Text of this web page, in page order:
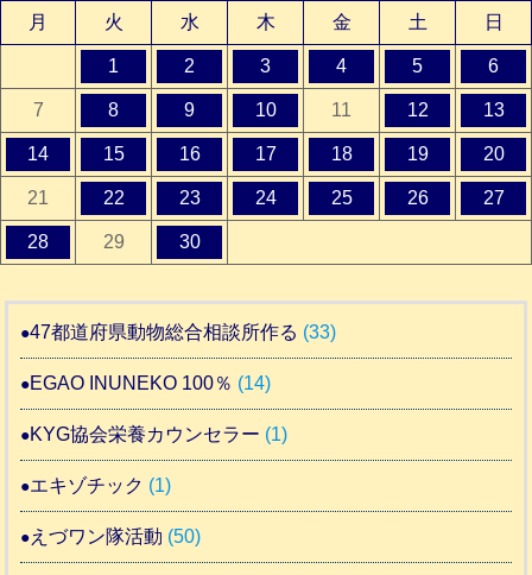
月
火 水 木 金 土 日
1 2 3 4 5 6
7 8 9 10 11 12 13
14 15 16 17 18 19 20
21 22 23 24 25 26 27
28 29 30
47都道府県動物総合相談所作る (33)
EGAO INUNEKO 100％ (14)
KYG協会栄養カウンセラー (1)
エキゾチック (1)
えづワン隊活動 (50)